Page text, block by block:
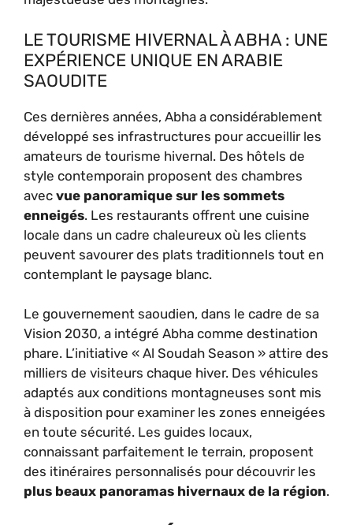
LE TOURISME HIVERNAL À ABHA : UNE
EXPÉRIENCE UNIQUE EN ARABIE
SAOUDITE
Ces dernières années, Abha a considérablement
développé ses infrastructures pour accueillir les
amateurs de tourisme hivernal. Des hôtels de
style contemporain proposent des chambres
avec vue panoramique sur les sommets
enneigés. Les restaurants offrent une cuisine
locale dans un cadre chaleureux où les clients
peuvent savourer des plats traditionnels tout en
contemplant le paysage blanc.
Le gouvernement saoudien, dans le cadre de sa
Vision 2030, a intégré Abha comme destination
phare. L’initiative « Al Soudah Season » attire des
milliers de visiteurs chaque hiver. Des véhicules
adaptés aux conditions montagneuses sont mis
à disposition pour examiner les zones enneigées
en toute sécurité. Les guides locaux,
connaissant parfaitement le terrain, proposent
des itinéraires personnalisés pour découvrir les
plus beaux panoramas hivernaux de la région.